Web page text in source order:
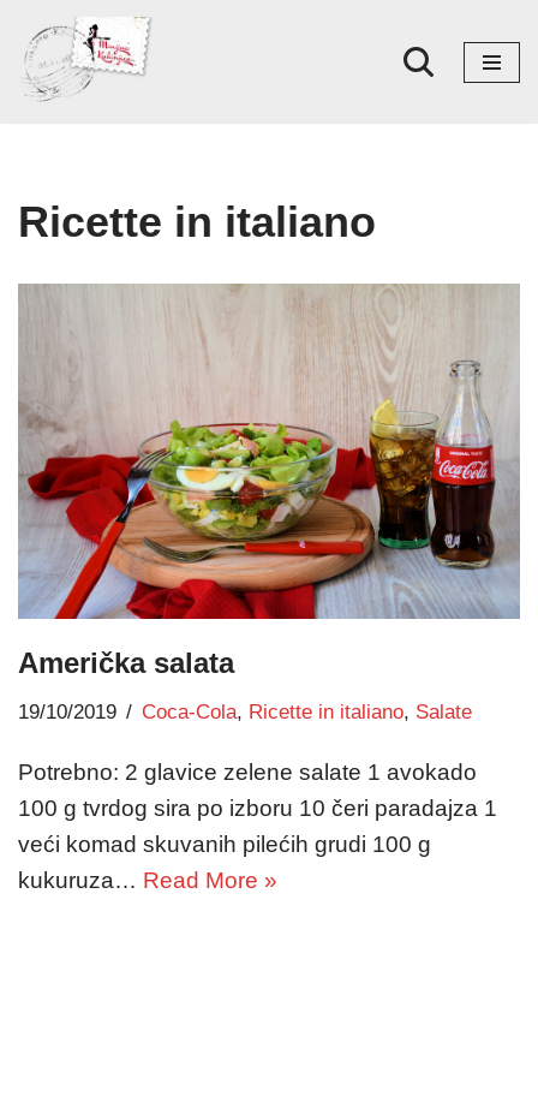
Skoči
na
Ricette in italiano
Američka salata
19/10/2019 Coca-Cola, Ricette in italiano, Salate
Potrebno: 2 glavice zelene salate 1 avokado
100 g tvrdog sira po izboru 10 čeri paradajza 1
veći komad skuvanih pilećih grudi 100 g
kukuruza… Read More »